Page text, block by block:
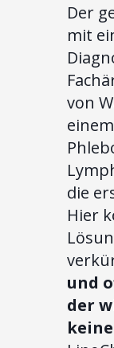
Der
mit
von
die
Hier
und
der